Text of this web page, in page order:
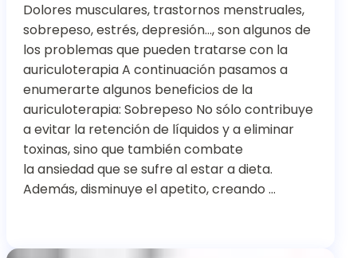
Dolores musculares, trastornos menstruales,
sobrepeso, estrés, depresión…, son algunos de
los problemas que pueden tratarse con la
auriculoterapia A continuación pasamos a
enumerarte algunos beneficios de la
auriculoterapia: Sobrepeso No sólo contribuye
a evitar la retención de líquidos y a eliminar
toxinas, sino que también combate
la ansiedad que se sufre al estar a dieta.
Además, disminuye el apetito, creando …